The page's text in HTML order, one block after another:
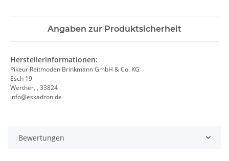
Angaben zur Produktsicherheit
Herstellerinformationen:
Pikeur Reitmoden Brinkmann GmbH & Co. KG
Esch 19
Werther, , 33824
info@eskadron.de
Bewertungen